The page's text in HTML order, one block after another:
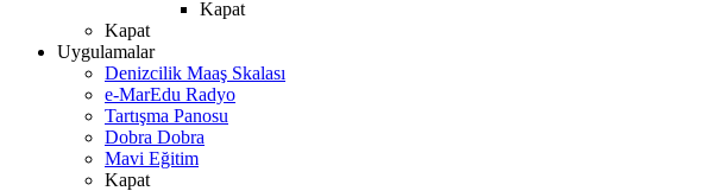
Kapat
Kapat
Uygulamalar
Denizcilik Maaş Skalası
e-MarEdu Radyo
Tartışma Panosu
Dobra Dobra
Mavi Eğitim
Kapat